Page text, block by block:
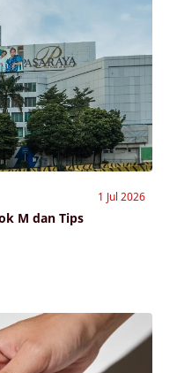
1 Jul 2026
M dan Tips